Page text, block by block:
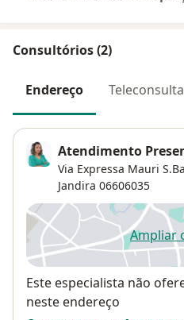
Consultórios (2)
Endereço Teleconsulta
Atendimento
Via Expressa Mauri
Jandira 06606035
Ampliar
Disponibilidade
Este especialista não
neste endereço